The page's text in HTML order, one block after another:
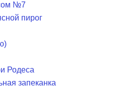
№7
пирог
Родеса
запеканка